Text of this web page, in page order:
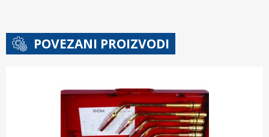
POVEZANI PROIZVODI